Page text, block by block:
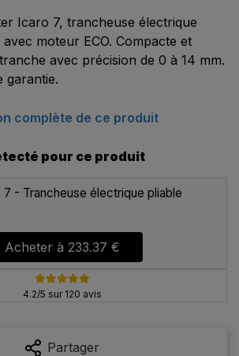
Icaro 7, trancheuse électrique
moteur ECO. Compacte et
avec précision de 0 à 14 mm.
garantie.
complète de ce produit
pour ce produit
7 - Trancheuse électrique pliable
Acheter à 233.37 €
4.2/5 sur 120 avis
Partager